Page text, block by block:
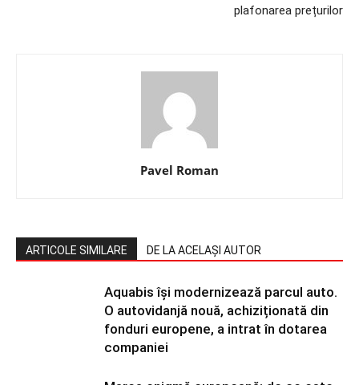
plafonarea prețurilor
Pavel Roman
ARTICOLE SIMILARE DE LA ACELAȘI AUTOR
Aquabis își modernizează parcul auto.
O autovidanjă nouă, achiziționată din
fonduri europene, a intrat în dotarea
companiei